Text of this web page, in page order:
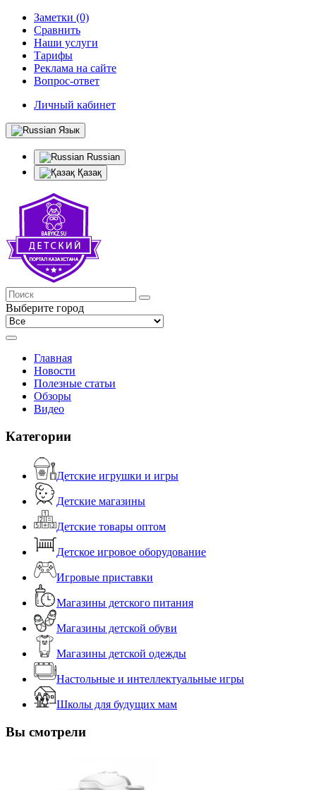
Заметки (0)
Сравнить
Наши услуги
Тарифы
Реклама на сайте
Вопрос-ответ
Личный кабинет
Язык
Russian
Қазақ
Выберите город
Главная
Новости
Полезные статьи
Обзоры
Видео
Категории
Детские игрушки и игры
Детские магазины
Детские товары оптом
Детское игровое оборудование
Игровые приставки
Магазины детского питания
Магазины детской обуви
Магазины детской одежды
Настольные и интеллектуальные игры
Школы для будущих мам
Вы смотрели